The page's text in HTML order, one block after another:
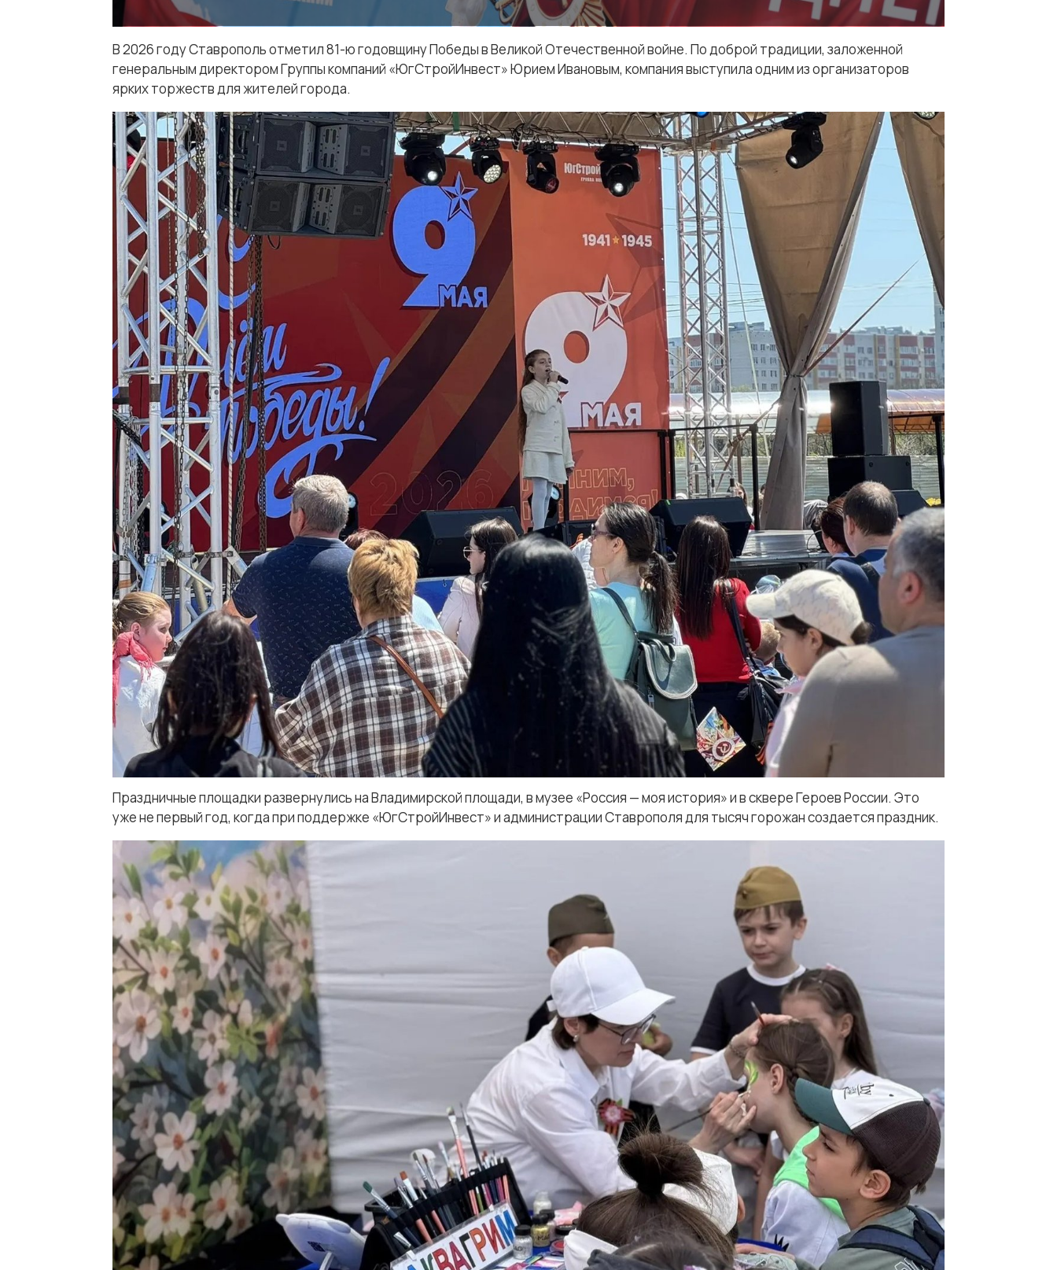
В 2026 году Ставрополь отметил 81-ю годовщину Победы в Великой Отечественной войне. По доброй традиции, заложенной
генеральным директором Группы компаний «ЮгСтройИнвест» Юрием Ивановым, компания выступила одним из организаторов
ярких торжеств для жителей города.
Праздничные площадки развернулись на Владимирской площади, в музее «Россия — моя история» и в сквере Героев России. Это
уже не первый год, когда при поддержке «ЮгСтройИнвест» и администрации Ставрополя для тысяч горожан создается праздник.